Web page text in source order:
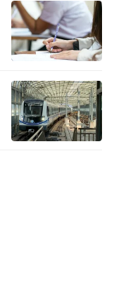
界宣告自己的
，都在为这场
日夜锤炼，到
浇灌的种子终
并非终点，而
墨，写给未来